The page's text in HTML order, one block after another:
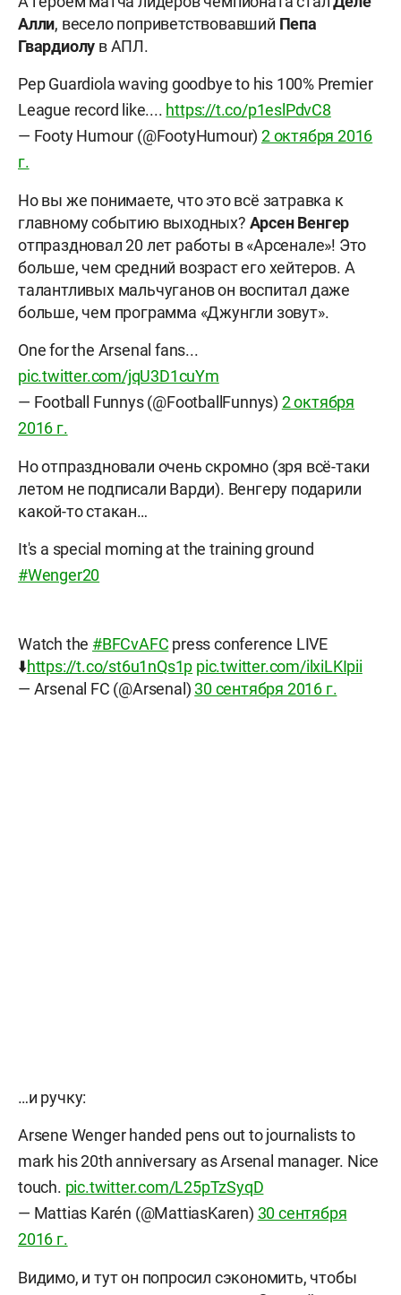
Алли, весело поприветствовавший Пепа
Гвардиолу в АПЛ.
Pep Guardiola waving goodbye to his 100% Premier
League record like.... https://t.co/p1eslPdvC8
— Footy Humour (@FootyHumour) 2 октября 2016
г.
Но вы же понимаете, что это всё затравка к
главному событию выходных? Арсен Венгер
отпраздновал 20 лет работы в «Арсенале»! Это
больше, чем средний возраст его хейтеров. А
талантливых мальчуганов он воспитал даже
больше, чем программа «Джунгли зовут».
One for the Arsenal fans...
pic.twitter.com/jqU3D1cuYm
— Football Funnys (@FootballFunnys) 2 октября
2016 г.
Но отпраздновали очень скромно (зря всё-таки
летом не подписали Варди). Венгеру подарили
какой-то стакан…
It's a special morning at the training ground
#Wenger20
Watch the #BFCvAFC press conference LIVE
⬇️https://t.co/st6u1nQs1p pic.twitter.com/ilxiLKIpii
— Arsenal FC (@Arsenal) 30 сентября 2016 г.
…и ручку:
Arsene Wenger handed pens out to journalists to
mark his 20th anniversary as Arsenal manager. Nice
touch. pic.twitter.com/L25pTzSyqD
— Mattias Karén (@MattiasKaren) 30 сентября
2016 г.
Видимо, и тут он попросил сэкономить, чтобы